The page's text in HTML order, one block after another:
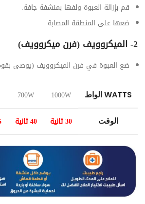
قم بإزالة العبوة ولفها بمنشفة جافة.
ضعها على المنطقة المصابة
2- ال ميكروويف (فرن ميكروويف)
ضع العبوة في فرن الميكروويف (يوصى بقوة 1000
WATTS الواط 1000W
700W
الوقت 30 ثانية 40 ثانية